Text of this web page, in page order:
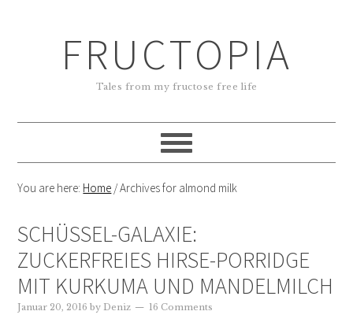
FRUCTOPIA
Tales from my fructose free life
You are here: Home /Archives for almond milk
SCHÜSSEL-GALAXIE:
ZUCKERFREIES HIRSE-PORRIDGE
MIT KURKUMA UND MANDELMILCH
Januar 20, 2016 byDeniz 16 Comments